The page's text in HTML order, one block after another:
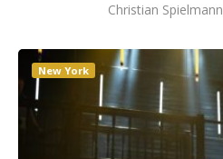
Christian Spielmann
New York